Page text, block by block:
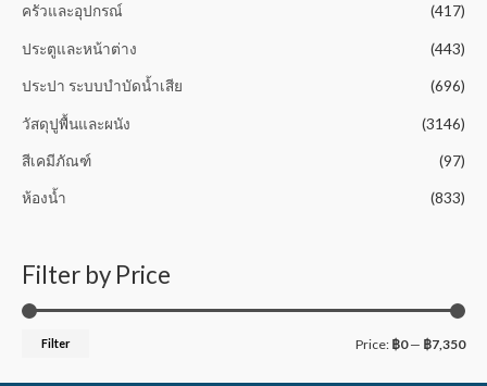
ครัวและอุปกรณ์ (417)
ประตูและหน้าต่าง (443)
ประปา ระบบบำบัดน้ำเสีย (696)
วัสดุปูพื้นและผนัง (3146)
สีเคมีภัณฑ์ (97)
ห้องน้ำ (833)
Filter by Price
Filter Price: ฿0— ฿7,350